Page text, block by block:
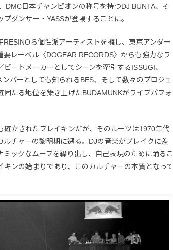
DMC日本チャンピオンの称号を持つDJ BUNTA、そ
ダンサー・YASSが登場することに。
ら個性派アーティストを擁し、東京アンダー
レーベル〈DOGEAR RECORDS〉からも強力なラ
ートメーカーとしてシーンを牽引するISSUGI、
バーとしても知られるBES、そして数々のプロジェ
固たる地位を築き上げたBUDAMUNKがライブパフォ
確立されたブレイキンだが、そのルーツは1970年代
ルチャーの黎明期に遡る。DJの音楽がブレイクに差
ミックなムーブを繰り出し、自己表現のために踊るこ
キンの始まりであり、このカルチャーの本質となって